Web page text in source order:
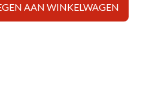
AAN WINKELWAGEN